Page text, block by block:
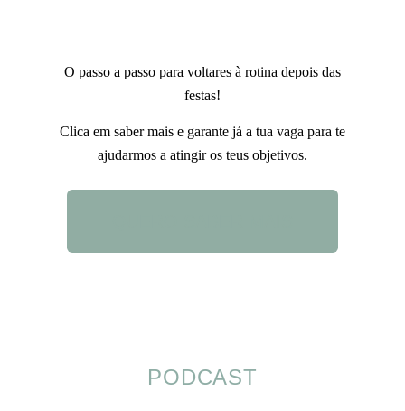
O passo a passo para voltares à rotina depois das
festas!
Clica em saber mais e garante já a tua vaga para te
ajudarmos a atingir os teus objetivos.
PODCAST